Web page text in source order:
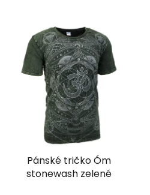
Pánské tričko Óm
stonewash zelené